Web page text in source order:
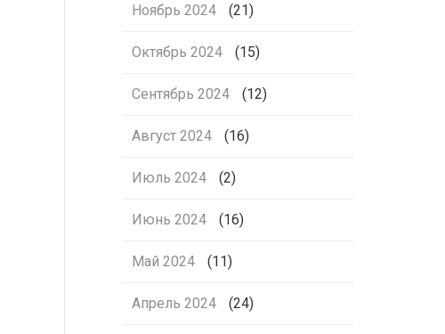
Ноябрь 2024 (21)
Октябрь 2024 (15)
Сентябрь 2024 (12)
Август 2024 (16)
Июль 2024 (2)
Июнь 2024 (16)
Май 2024 (11)
Апрель 2024 (24)